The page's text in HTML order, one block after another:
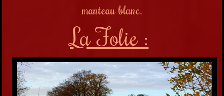
manteau blanc.
La Folie :